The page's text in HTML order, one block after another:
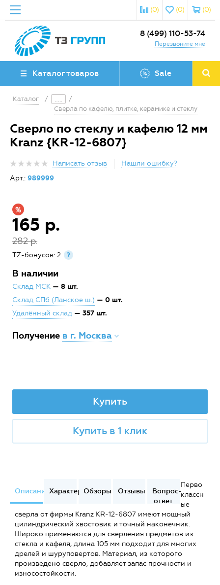
(0)
(0)
(0)
8 (499) 110-53-74
Перезвоните мне
Каталог товаров Sale
Каталог /
/
Сверла по кафелю, плитке, керамике и стеклу
Сверло по стеклу и кафелю 12 мм
Kranz {KR-12-6807}
Написать отзыв
Нашли ошибку?
Арт.: 989999
165 р.
282 р.
TZ-бонусов: 2 ?
В наличии
Склад МСК — 8 шт.
Склад СПб (Ланское ш.) — 0 шт.
Удалённый склад — 357 шт.
Получение в г. Москва
Купить
Купить в 1 клик
ОписаниеХарактеристики
Обзоры Отзывы
Вопрос-
ответ
Перво
классн
ые
сверла от фирмы Kranz KR-12-6807 имеют мощный
цилиндрический хвостовик и точный наконечник.
Широко применяются для сверления предметов из
стекла и кафеля, длина 105 мм подходит для многих
дрелей и шуруповертов. Материал, из которого
произведено сверло, добавляет запас прочности и
износостойкости.